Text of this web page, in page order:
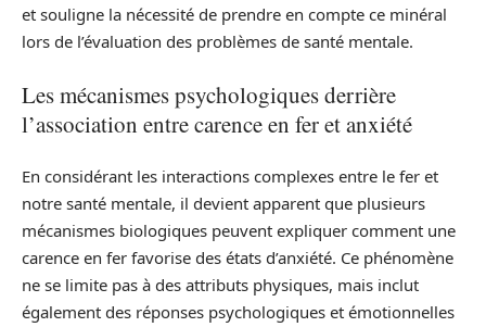
et souligne la nécessité de prendre en compte ce minéral
lors de l’évaluation des problèmes de santé mentale.
Les mécanismes psychologiques derrière
l’association entre carence en fer et anxiété
En considérant les interactions complexes entre le fer et
notre santé mentale, il devient apparent que plusieurs
mécanismes biologiques peuvent expliquer comment une
carence en fer favorise des états d’anxiété. Ce phénomène
ne se limite pas à des attributs physiques, mais inclut
également des réponses psychologiques et émotionnelles